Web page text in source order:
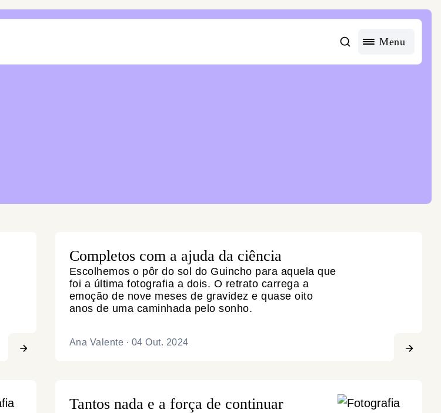
Menu
Completos com a ajuda da ciência
Escolhemos o pôr do sol do Guincho para aquela que
foi a última fotografia a dois. O retrato carrega a
emoção de nove meses de gravidez e quase oito
anos de uma caminhada pelo sonho.
Ana Valente · 04 Out. 2024
Tantos nada e a força de continuar